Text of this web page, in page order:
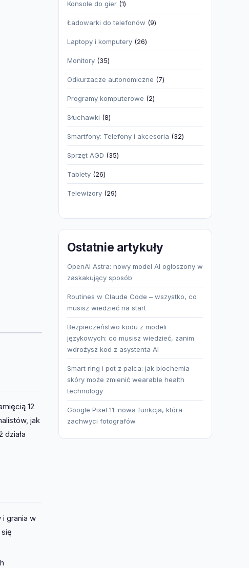
12
jak
i grania w
Konsole do gier 11
produkt
Ładowarki do telefonów
99
produktów
Laptopy i komputery
2626
produktów
Monitory
3535
produktów
Odkurzacze autonomiczne
77
produktów
Programy komputerowe
22
produkty
Słuchawki
88
produktów
Smartfony: Telefony i akcesoria
3232
produkty
Sprzęt AGD
3535
produktów
Tablety
2626
produktów
Telewizory
2929
Ostatnie artykuły
OpenAI Astra: nowy model AI ogłoszony w
zaskakujący sposób
Routines w Claude Code – wszystko, co
musisz wiedzieć na start
Bezpieczeństwo kodu z modeli
językowych: co musisz wiedzieć, zanim
wdrożysz kod z asystenta AI
Smart ring i pot z palca: jak biochemia
skóry może zmienić wearable health
technology
Google Pixel 11: nowa funkcja, która
zachwyci fotografów